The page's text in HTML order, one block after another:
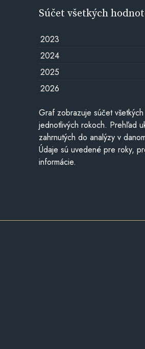
Súčet všetkých
2023
2024
2025
2026
Graf zobrazuje súčet
jednotlivých rokoch. Prehľad
zahrnutých do analýzy v
Údaje sú uvedené pre roky,
informácie.